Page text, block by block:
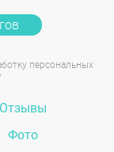
персональных
Отзывы
Фото